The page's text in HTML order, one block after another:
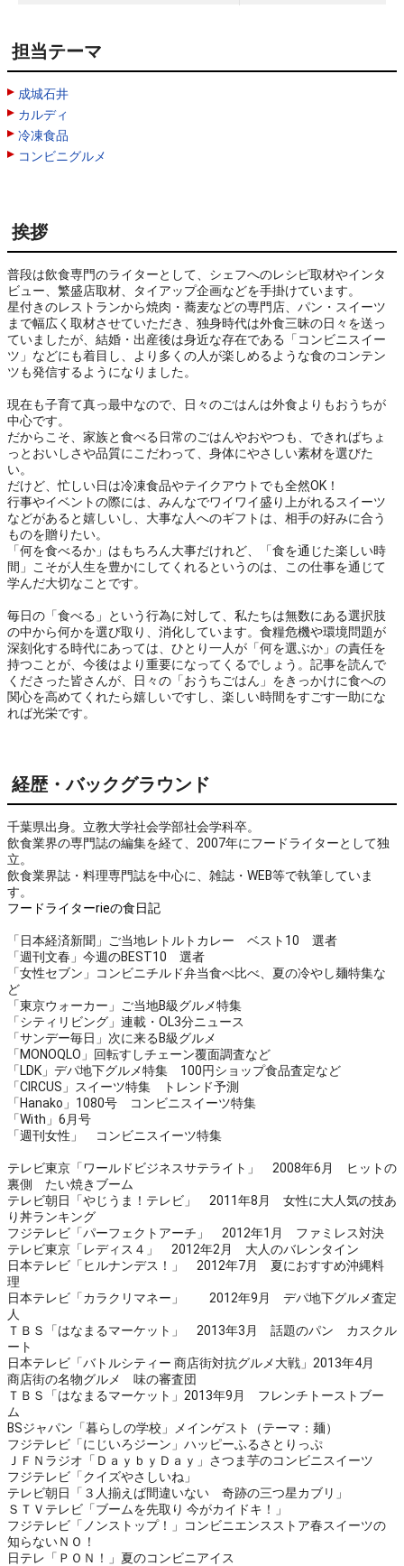
担当テーマ
成城石井
カルディ
冷凍食品
コンビニグルメ
挨拶
普段は飲食専門のライターとして、シェフへのレシピ取材やインタ
ビュー、繁盛店取材、タイアップ企画などを手掛けています。
星付きのレストランから焼肉・蕎麦などの専門店、パン・スイーツ
まで幅広く取材させていただき、独身時代は外食三昧の日々を送っ
ていましたが、結婚・出産後は身近な存在である「コンビニスイー
ツ」などにも着目し、より多くの人が楽しめるような食のコンテン
ツも発信するようになりました。
現在も子育て真っ最中なので、日々のごはんは外食よりもおうちが
中心です。
だからこそ、家族と食べる日常のごはんやおやつも、できればちょ
っとおいしさや品質にこだわって、身体にやさしい素材を選びた
い。
だけど、忙しい日は冷凍食品やテイクアウトでも全然OK！
行事やイベントの際には、みんなでワイワイ盛り上がれるスイーツ
などがあると嬉しいし、大事な人へのギフトは、相手の好みに合う
ものを贈りたい。
「何を食べるか」はもちろん大事だけれど、「食を通じた楽しい時
間」こそが人生を豊かにしてくれるというのは、この仕事を通じて
学んだ大切なことです。
毎日の「食べる」という行為に対して、私たちは無数にある選択肢
の中から何かを選び取り、消化しています。食糧危機や環境問題が
深刻化する時代にあっては、ひとり一人が「何を選ぶか」の責任を
持つことが、今後はより重要になってくるでしょう。記事を読んで
くださった皆さんが、日々の「おうちごはん」をきっかけに食への
関心を高めてくれたら嬉しいですし、楽しい時間をすごす一助にな
れば光栄です。
経歴・バックグラウンド
千葉県出身。立教大学社会学部社会学科卒。
飲食業界の専門誌の編集を経て、2007年にフードライターとして独
立。
飲食業界誌・料理専門誌を中心に、雑誌・WEB等で執筆していま
す。
フードライターrieの食日記
「日本経済新聞」ご当地レトルトカレー ベスト10 選者
「週刊文春」今週のBEST10 選者
「女性セブン」コンビニチルド弁当食べ比べ、夏の冷やし麺特集な
ど
「東京ウォーカー」ご当地B級グルメ特集
「シティリビング」連載・OL3分ニュース
「サンデー毎日」次に来るB級グルメ
「MONOQLO」回転すしチェーン覆面調査など
「LDK」デパ地下グルメ特集 100円ショップ食品査定など
「CIRCUS」スイーツ特集 トレンド予測
「Hanako」1080号 コンビニスイーツ特集
「With」6月号
「週刊女性」 コンビニスイーツ特集
テレビ東京「ワールドビジネスサテライト」 2008年6月 ヒットの
裏側 たい焼きブーム
テレビ朝日「やじうま！テレビ」 2011年8月 女性に大人気の技あ
り丼ランキング
フジテレビ「パーフェクトアーチ」 2012年1月 ファミレス対決
テレビ東京「レディス４」 2012年2月 大人のバレンタイン
日本テレビ「ヒルナンデス！」 2012年7月 夏におすすめ沖縄料
理
日本テレビ「カラクリマネー」 2012年9月 デパ地下グルメ査定
人
ＴＢＳ「はなまるマーケット」 2013年3月 話題のパン カスクル
ート
日本テレビ「バトルシティー 商店街対抗グルメ大戦」2013年4月
商店街の名物グルメ 味の審査団
ＴＢＳ「はなまるマーケット」2013年9月 フレンチトーストブー
ム
BSジャパン「暮らしの学校」メインゲスト（テーマ：麺）
フジテレビ「にじいろジーン」ハッピーふるさとりっぷ
ＪＦＮラジオ「ＤａｙｂｙＤａｙ」さつま芋のコンビニスイーツ
フジテレビ「クイズやさしいね」
テレビ朝日「３人揃えば間違いない 奇跡の三つ星カブリ」
ＳＴＶテレビ「ブームを先取り 今がカイドキ！」
フジテレビ「ノンストップ！」コンビニエンスストア春スイーツの
知らないＮＯ！
日テレ「ＰＯＮ！」夏のコンビニアイス